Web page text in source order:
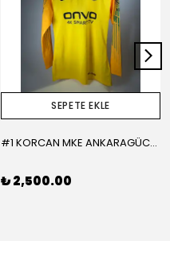
SEPETE EKLE
#1 KORCAN MKE ANKARAGÜCÜ 2019-2020 KALECİ - MEDIUM
₺ 2,500.00